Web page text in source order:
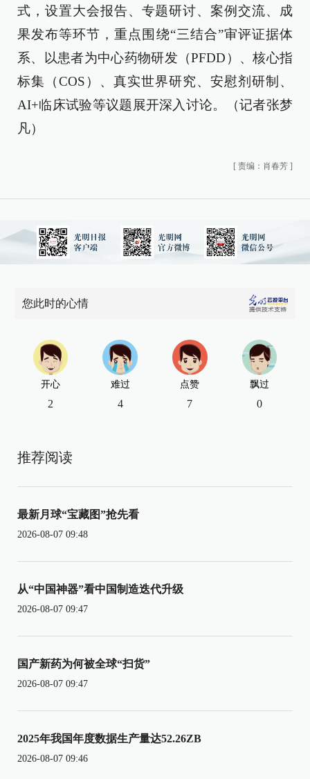
式，设置大会报告、专题研讨、案例交流、成
果发布等环节，重点围绕“三结合”审评证据体
系、以患者为中心药物研发（PFDD）、核心指
标集（COS）、真实世界研究、安慰剂研制、
AI+临床试验等议题展开深入讨论。（记者张梦
凡）
[ 责编：肖春芳 ]
您此时的心情
开心
2
难过
4
点赞
7
飘过
0
推荐阅读
最新月球“宝藏图”抢先看
2026-08-07 09:48
从“中国神器”看中国制造迭代升级
2026-08-07 09:47
国产新药为何被全球“扫货”
2026-08-07 09:47
2025年我国年度数据生产量达52.26ZB
2026-08-07 09:46